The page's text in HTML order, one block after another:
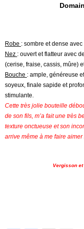
Robe : sombre et dense
Nez : ouvert et flatteur avec
(cerise, fraise, cassis, mûre)
Bouche : ample, généreuse
soyeux, finale sapide et
stimulante.
Cette très jolie bouteille
de son fils, m’a fait une très
texture onctueuse et son
arrive même à me faire aimer
Vergisson